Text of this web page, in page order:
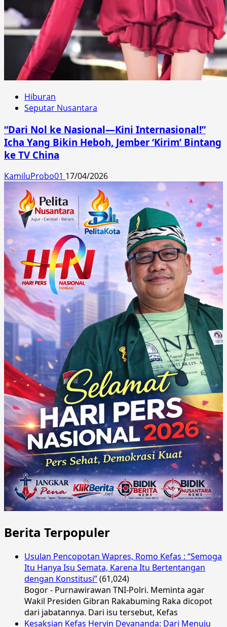
Hiburan
Seputar Nusantara
“Dari Nol ke Nasional—Kini Internasional!”
Icha Yang Bikin Heboh, Jember ‘Kirim’ Bintang
ke TV China
KamiluProbo01 17/04/2026
Berita Terpopuler
Usulan Pencopotan Wapres, Romo Kefas : “Semoga
Itu Hanya Isu Semata, Karena Itu Bertentangan
dengan Konstitusi”(61,024)
Bogor - Purnawirawan TNI-Polri. Meminta agar
Wakil Presiden Gibran Rakabuming Raka dicopot
dari jabatannya. Dari isu tersebut, Kefas
Kesaksian Kefas Hervin Devananda: Dari Menuju